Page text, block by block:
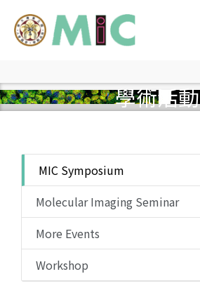
學術活動
MIC Symposium
Molecular Imaging Seminar
More Events
Workshop